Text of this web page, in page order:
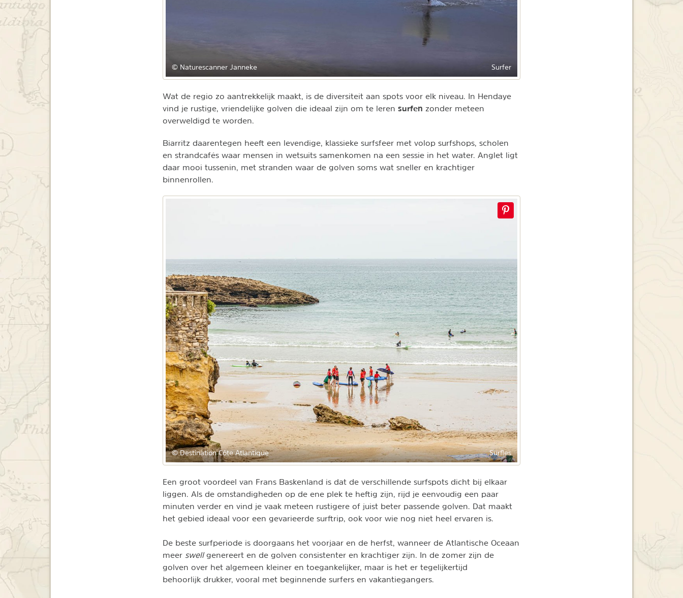
© Naturescanner Janneke Surfer
Wat de regio zo aantrekkelijk maakt, is de diversiteit aan spots voor elk niveau. In Hendaye
vind je rustige, vriendelijke golven die ideaal zijn om te leren surfen zonder meteen
overweldigd te worden.
Biarritz daarentegen heeft een levendige, klassieke surfsfeer met volop surfshops, scholen
en strandcafés waar mensen in wetsuits samenkomen na een sessie in het water. Anglet ligt
daar mooi tussenin, met stranden waar de golven soms wat sneller en krachtiger
binnenrollen.
© Destination Côte Atlantique Surfles
Een groot voordeel van Frans Baskenland is dat de verschillende surfspots dicht bij elkaar
liggen. Als de omstandigheden op de ene plek te heftig zijn, rijd je eenvoudig een paar
minuten verder en vind je vaak meteen rustigere of juist beter passende golven. Dat maakt
het gebied ideaal voor een gevarieerde surftrip, ook voor wie nog niet heel ervaren is.
De beste surfperiode is doorgaans het voorjaar en de herfst, wanneer de Atlantische Oceaan
meer swellgenereert en de golven consistenter en krachtiger zijn. In de zomer zijn de
golven over het algemeen kleiner en toegankelijker, maar is het er tegelijkertijd
behoorlijk drukker, vooral met beginnende surfers en vakantiegangers.